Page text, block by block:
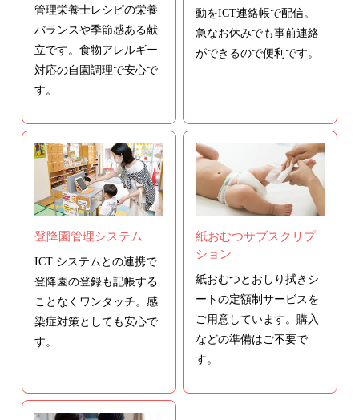
管理栄養士レシピの栄養
バランスや季節感ある献
立です。食物アレルギー
対応の自園調理で安心で
す。
動をICT連絡帳で配信。
急なお休みでも事前連絡
ができるので便利です。
登降園管理システム
ICT システムとの連携で
登降園の登録も記帳する
ことなくワンタッチ。感
染症対策としても安心で
す。
紙おむつサブスクリプ
ション
紙おむつとおしり拭きシ
ートの定額制サービスを
ご用意しています。購入
などの準備はご不要で
す。